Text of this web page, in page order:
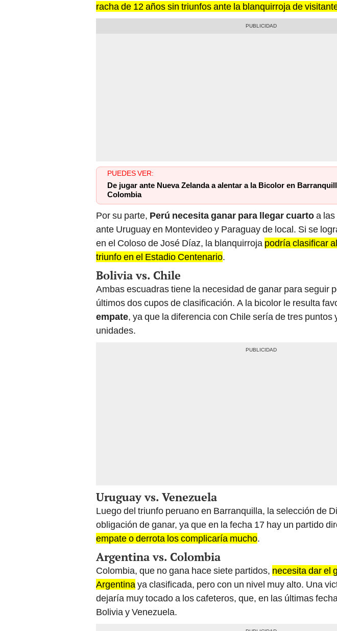
racha de 12 años sin triunfos ante la blanquirroja de
PUEDES VER:
De jugar ante Nueva Zelanda a alentar a la Bicolor en
Colombia
Por su parte, Perú necesita ganar para llegar cuartoa
ante Uruguay en Montevideo y Paraguay de local. Si se
en el Coloso de José Díaz, la blanquirroja podría clasificar
triunfo en el Estadio Centenario.
Bolivia vs. Chile
Ambas escuadras tiene la necesidad de ganar para seguir
últimos dos cupos de clasificación. A la bicolor le resulta
empate, ya que la diferencia con Chile sería de tres puntos
unidades.
Uruguay vs. Venezuela
Luego del triunfo peruano en Barranquilla, la selección de
obligación de ganar, ya que en la fecha 17 hay un partido
empate o derrota los complicaría mucho.
Argentina vs. Colombia
Colombia, que no gana hace siete partidos, necesita dar el
Argentinaya clasificada, pero con un nivel muy alto. Una
dejaría muy tocado a los cafeteros, que, en las últimas
Bolivia y Venezuela.